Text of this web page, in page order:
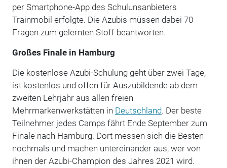
per Smartphone-App des Schulunsanbieters
Trainmobil erfolgte. Die Azubis müssen dabei 70
Fragen zum gelernten Stoff beantworten.
Großes Finale in Hamburg
Die kostenlose Azubi-Schulung geht über zwei Tage,
ist kostenlos und offen für Auszubildende ab dem
zweiten Lehrjahr aus allen freien
Mehrmarkenwerkstätten in Deutschland. Der beste
Teilnehmer jedes Camps fährt Ende September zum
Finale nach Hamburg. Dort messen sich die Besten
nochmals und machen untereinander aus, wer von
ihnen der Azubi-Champion des Jahres 2021 wird.